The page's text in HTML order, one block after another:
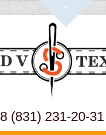
8 (831) 231-20-31